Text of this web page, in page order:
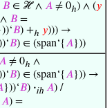
𝐵 ∈ ℋ ∧ 𝐴 ≠ 0ℎ) ∧ (𝑦
𝐵 =
𝐵) +ℎ 𝑦))) →
𝐵) ∈ (span‘{𝐴}))
≠ 0ℎ ∧
𝐵) ∈ (span‘{𝐴})) →
}))‘𝐵) ·ih 𝐴) /
𝐴) =